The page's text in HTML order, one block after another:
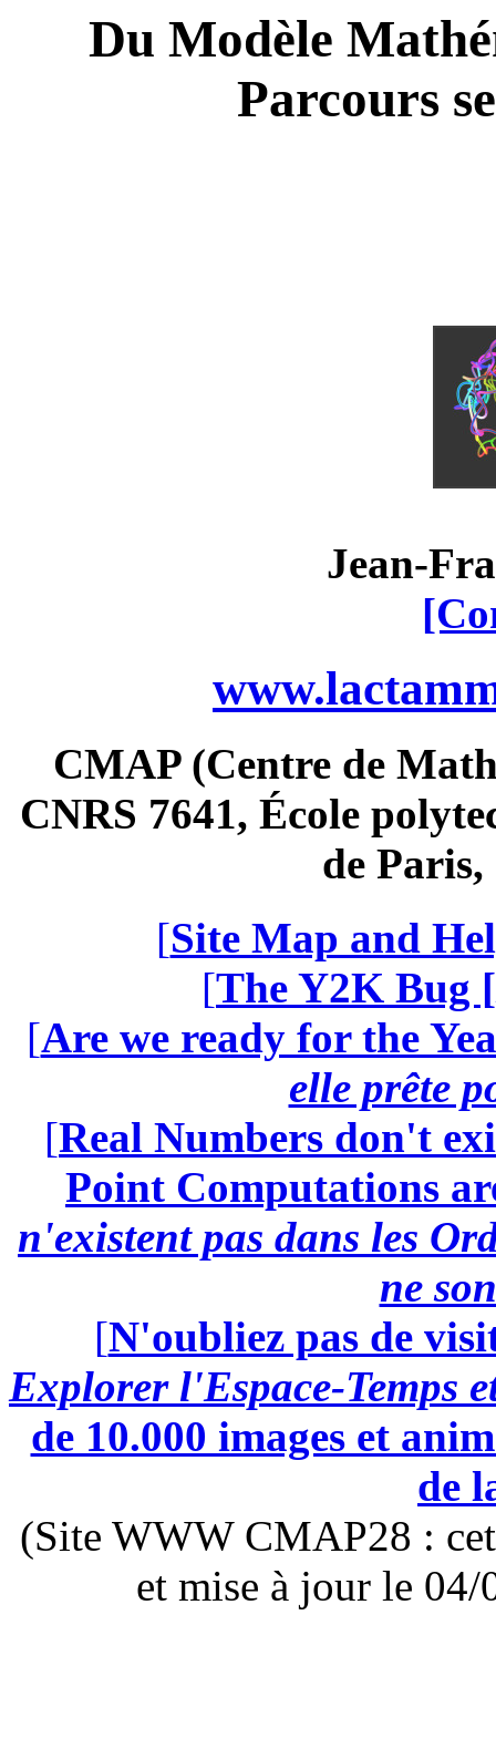
Du Modèle
Parcours
Jean-
CMAP (Centre de
CNRS 7641, École
de
[Site Map and
[The Y2K Bug [
[Are we ready for the
elle prête
[Real Numbers don't
Point Computations
n'existent pas dans les
ne
[N'oubliez pas de
Explorer l'Espace-Temps
de 10.000 images et
de
(Site WWW CMAP28 :
et mise à jour le